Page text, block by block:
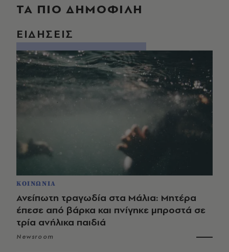
ΤΑ ΠΙΟ ΔΗΜΟΦΙΛΗ
ΕΙΔΗΣΕΙΣ
ΚΟΙΝΩΝΙΑ
Ανείπωτη τραγωδία στα Μάλια: Μητέρα
έπεσε από βάρκα και πνίγηκε μπροστά σε
τρία ανήλικα παιδιά
Newsroom